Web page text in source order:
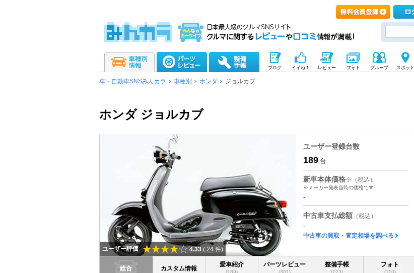
ブログ イイね！ レビュー フォト グループ スポット
車・自動車SNSみんカラ 車種別 ホンダ ジョルカブ
ホンダ ジョルカブ
ユーザー評価 4.33 ( 24 件)
ユーザー登録台数
189 台
新車本体価格※（税込）
※メーカー発表当時の価格です
-
中古車支払総額 （税込）
-
中古車の買取・査定相場を調べる
総合 カスタム情報
愛車紹介 パーツレビュー 整備手帳 フォト